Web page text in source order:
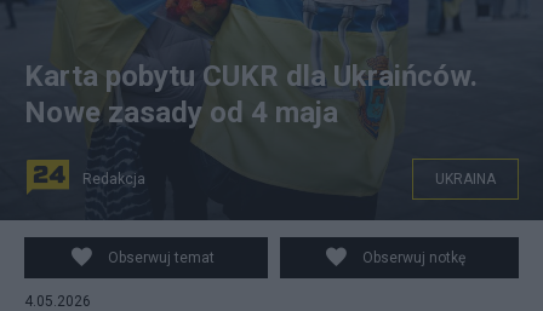
Karta pobytu CUKR dla Ukraińców.
Nowe zasady od 4 maja
Redakcja UKRAINA
Obserwuj temat Obserwuj notkę
4.05.2026